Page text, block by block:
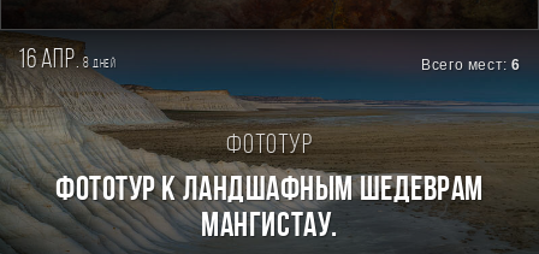
16 апр. 8дней Всего мест:6
Фототур
Фототур к ландшафным шедеврам
Мангистау.